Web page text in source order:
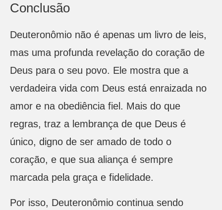
Conclusão
Deuteronômio não é apenas um livro de leis,
mas uma profunda revelação do coração de
Deus para o seu povo. Ele mostra que a
verdadeira vida com Deus está enraizada no
amor e na obediência fiel. Mais do que
regras, traz a lembrança de que Deus é
único, digno de ser amado de todo o
coração, e que sua aliança é sempre
marcada pela graça e fidelidade.
Por isso, Deuteronômio continua sendo